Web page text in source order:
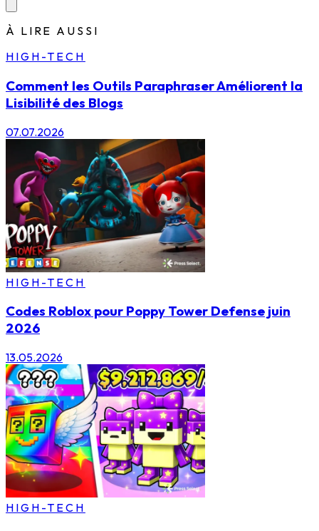
À LIRE AUSSI
HIGH-TECH
Comment les Outils Paraphraser Améliorent la
Lisibilité des Blogs
07.07.2026
HIGH-TECH
Codes Roblox pour Poppy Tower Defense juin
2026
13.05.2026
HIGH-TECH